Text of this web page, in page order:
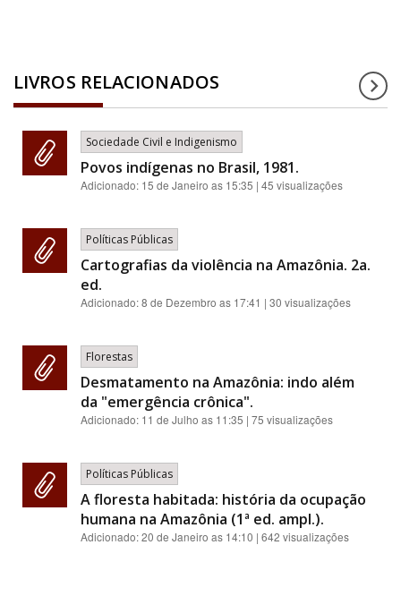
LIVROS RELACIONADOS
Sociedade Civil e Indigenismo
Povos indígenas no Brasil, 1981.
Adicionado: 15 de Janeiro as 15:35 | 45 visualizações
Políticas Públicas
Cartografias da violência na Amazônia. 2a.
ed.
Adicionado:8 de Dezembro as 17:41 | 30 visualizações
Florestas
Desmatamento na Amazônia: indo além
da "emergência crônica".
Adicionado: 11 de Julho as 11:35 | 75 visualizações
Políticas Públicas
A floresta habitada: história da ocupação
humana na Amazônia (1ª ed. ampl.).
Adicionado:20 de Janeiro as 14:10 | 642 visualizações